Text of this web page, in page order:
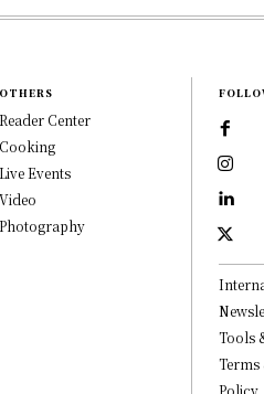
Center
Events
Tools
Policy